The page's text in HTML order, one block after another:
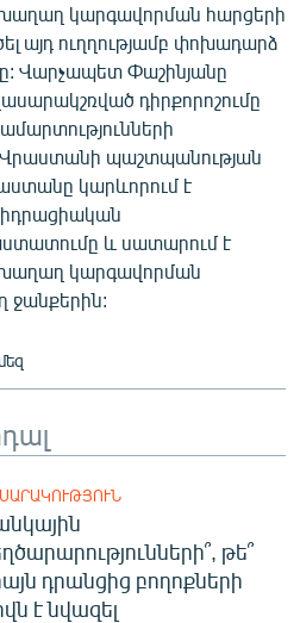
կարգավորման հարցերի
այդ ուղղությամբ փոխադարձ
Վարչապետ Փաշինյանը
դիրքորոշումը
Վրաստանի պաշտպանության
կարևորում է
և սատարում է
խաղաղ կարգավորման
ջանքերին:
թե՞
դրանցից բողոքների
է նվազել